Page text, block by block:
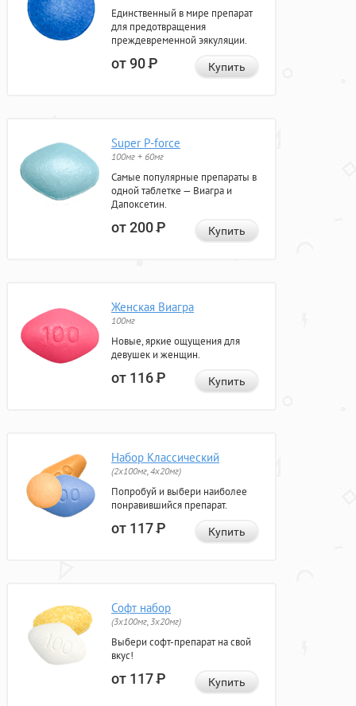
Единственный в мире препарат
для предотвращения
преждевременной эякуляции.
от 90Р Купить
Super P-force
100мг + 60мг
Самые популярные препараты в
одной таблетке — Виагра и
Дапоксетин.
от 200Р Купить
Женская Виагра
100мг
Новые, яркие ощущения для
девушек и женщин.
от 116Р Купить
Набор Классический
(2x100мг, 4x20мг)
Попробуй и выбери наиболее
понравившийся препарат.
от 117Р Купить
Софт набор
(3x100мг, 3x20мг)
Выбери софт-препарат на свой
вкус!
от 117Р Купить